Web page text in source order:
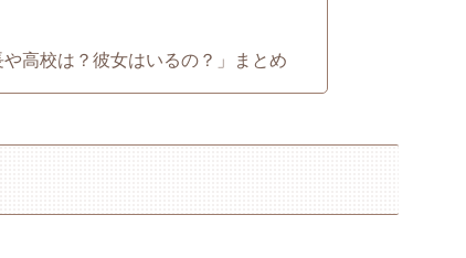
高校は？彼女はいるの？」まとめ